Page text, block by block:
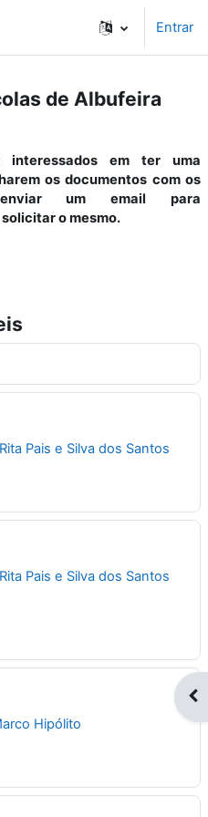
Entrar
de Albufeira
interessados em ter uma
os documentos com os
um email para
o mesmo.
Rita Pais e Silva dos Santos
Rita Pais e Silva dos Santos
Hipólito